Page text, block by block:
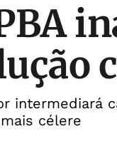
intermediará
célere